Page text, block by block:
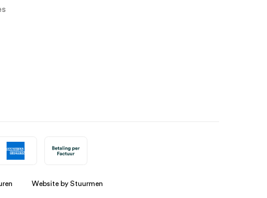
Website by Stuurmen